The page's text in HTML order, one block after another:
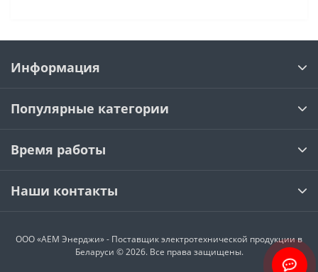
Информация
Популярные категории
Время работы
Наши контакты
ООО «АЕМ Энерджи» - Поставщик электротехнической продукции в
Беларуси © 2026. Все права защищены.